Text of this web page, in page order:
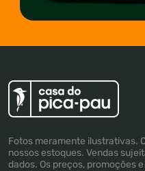
Fotos meramente ilustrativas.
nossos estoques. Vendas
dados. Os preços, promoções